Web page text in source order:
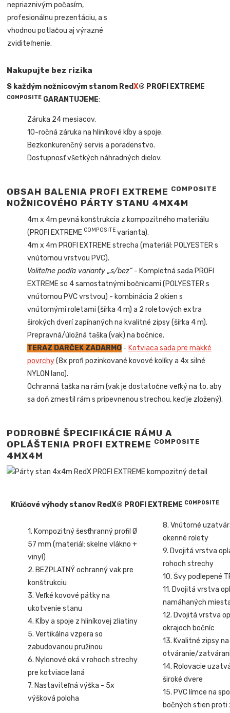
nepriaznivým počasím,
profesionálnu prezentáciu, a s
vhodnou potlačou aj výrazné
zviditeľnenie.
Nakupujte bez rizika
S každým nožnicovým stanom RedX® PROFI EXTREME
COMPOSITE GARANTUJEME:
Záruka 24 mesiacov.
10-ročná záruka na hliníkové kĺby a spoje.
Bezkonkurenčný servis a poradenstvo.
Dostupnosť všetkých náhradných dielov.
OBSAH BALENIA PROFI EXTREME COMPOSITE
NOŽNICOVÉHO PÁRTY STANU 4MX4M
4m x 4m pevná konštrukcia z kompozitného materiálu
(PROFI EXTREME COMPOSITE varianta).
4m x 4m PROFI EXTREME strecha (materiál: POLYESTER s
vnútornou vrstvou PVC).
Voliteľne podľa varianty „s/bez“ - Kompletná sada PROFI
EXTREME so 4 samostatnými bočnicami (POLYESTER s
vnútornou PVC vrstvou) - kombinácia 2 okien s
vnútornými roletami (šírka 4 m) a 2 roletových extra
širokých dverí zapínaných na kvalitné zipsy (šírka 4 m).
Prepravná/úložná taška (vak) na bočnice.
TERAZ DARČEK ZADARMO - Kotviaca sada pre mäkké
povrchy(8x profi pozinkované kovové kolíky a 4x silné
NYLON lano).
Ochranná taška na rám (vak je dostatočne veľký na to, aby
sa doň zmestil rám s pripevnenou strechou, keď je zložený).
PODROBNÉ ŠPECIFIKÁCIE RÁMU A
OPLÁŠTENIA PROFI EXTREME COMPOSITE
4MX4M
Kľúčové výhody stanov RedX® PROFI EXTREME COMPOSITE
1. Kompozitný šesťhranný profil Ø
57 mm (materiál: skelne vlákno +
vinyl)
2. BEZPLATNÝ ochranný vak pre
konštrukciu
3. Veľké kovové pätky na
ukotvenie stanu
4. Kĺby a spoje z hliníkovej zliatiny
5. Vertikálna vzpera so
zabudovanou pružinou
6. Nylonové oká v rohoch strechy
pre kotviace laná
7. Nastaviteľná výška - 5x
výšková poloha
8. Vnútorné
okenné rolety
9. Dvojitá vrstva
rohoch strechy
10. Švy podlepené
11. Dvojitá vrstva
namáhaných
12. Dvojitá vrstva
okrajoch bočníc
13. Kvalitné zipsy na
otváranie/
14. Rolovacie
široké dvere
15. PVC límce na
bočných stien proti